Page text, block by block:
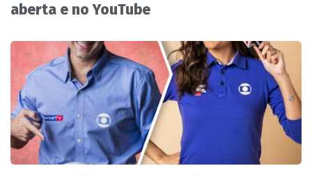
aberta e no YouTube